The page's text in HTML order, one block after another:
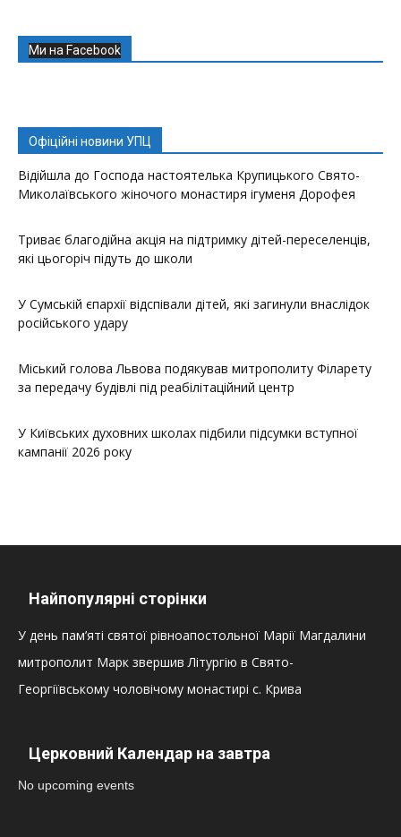
Ми на Facebook
Офіційні новини УПЦ
Відійшла до Господа настоятелька Крупицького Свято-
Миколаївського жіночого монастиря ігуменя Дорофея
Триває благодійна акція на підтримку дітей-переселенців,
які цьогоріч підуть до школи
У Сумській єпархії відспівали дітей, які загинули внаслідок
російського удару
Міський голова Львова подякував митрополиту Філарету
за передачу будівлі під реабілітаційний центр
У Київських духовних школах підбили підсумки вступної
кампанії 2026 року
Найпопулярні сторінки
У день пам’яті святої рівноапостольної Марії Магдалини
митрополит Марк звершив Літургію в Свято-
Георгіївському чоловічому монастирі с. Крива
Церковний Календар на завтра
No upcoming events